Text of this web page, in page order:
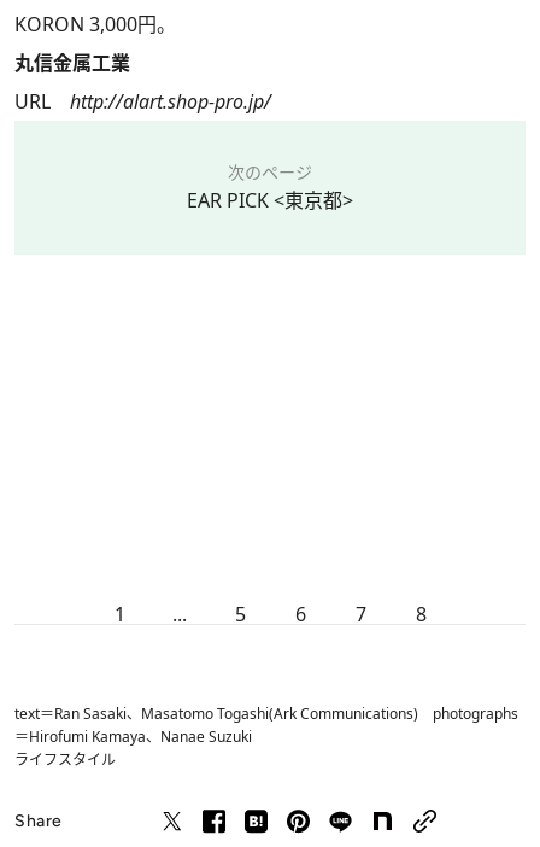
KORON 3,000円。
丸信金属工業
URL http://alart.shop-pro.jp/
次のページ
EAR PICK <東京都>
1 ... 5 6 7 8
text＝Ran Sasaki、Masatomo Togashi(Ark Communications) photographs
＝Hirofumi Kamaya、Nanae Suzuki
ライフスタイル
Share